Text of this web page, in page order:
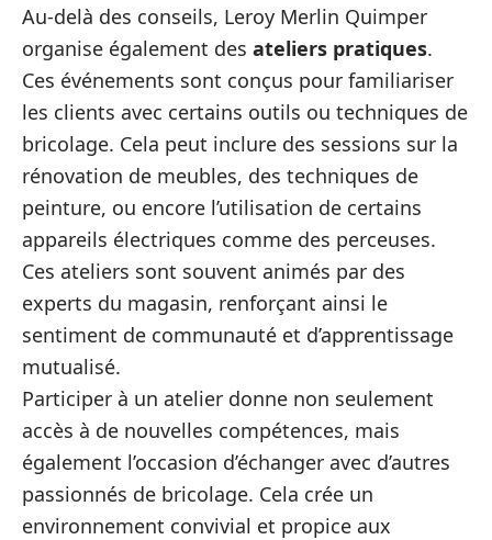
Au-delà des conseils, Leroy Merlin Quimper
organise également des ateliers pratiques.
Ces événements sont conçus pour familiariser
les clients avec certains outils ou techniques de
bricolage. Cela peut inclure des sessions sur la
rénovation de meubles, des techniques de
peinture, ou encore l’utilisation de certains
appareils électriques comme des perceuses.
Ces ateliers sont souvent animés par des
experts du magasin, renforçant ainsi le
sentiment de communauté et d’apprentissage
mutualisé.
Participer à un atelier donne non seulement
accès à de nouvelles compétences, mais
également l’occasion d’échanger avec d’autres
passionnés de bricolage. Cela crée un
environnement convivial et propice aux